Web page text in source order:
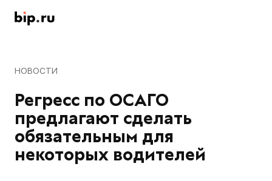
НОВОСТИ
Регресс по ОСАГО
предлагают сделать
обязательным для
некоторых водителей